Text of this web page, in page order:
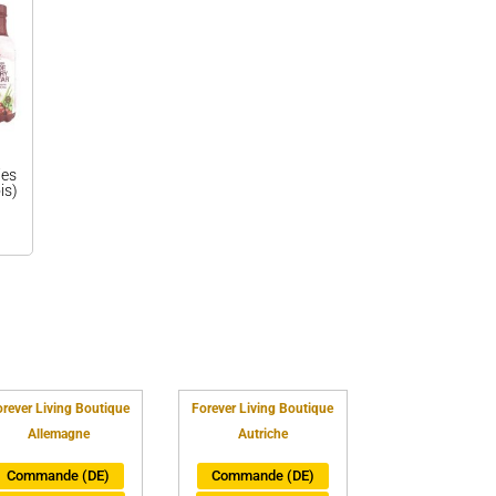
Living Boutique
Allemagne
Commande (DE)
Forever Living Boutique
Autriche
Commande (DE)